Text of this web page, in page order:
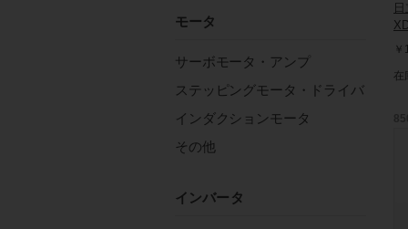
在
モータ
サーボモータ・アンプ
ステッピングモータ・ドライバ
インダクションモータ
その他
インバータ